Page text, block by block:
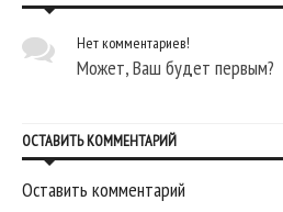
Нет комментариев!
Может, Ваш будет первым?
ОСТАВИТЬ КОММЕНТАРИЙ
Оставить комментарий